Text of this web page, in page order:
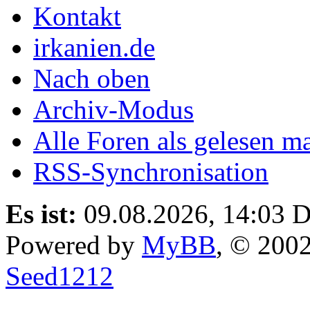
Kontakt
irkanien.de
Nach oben
Archiv-Modus
Alle Foren als gelesen
RSS-Synchronisation
Es ist: 09.08.2026, 14:03
Powered by MyBB, ©
Seed1212